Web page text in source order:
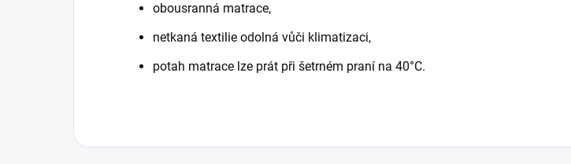
obousranná matrace,
netkaná textilie odolná vůči klimatizaci,
potah matrace lze prát při šetrném praní na 40°C.